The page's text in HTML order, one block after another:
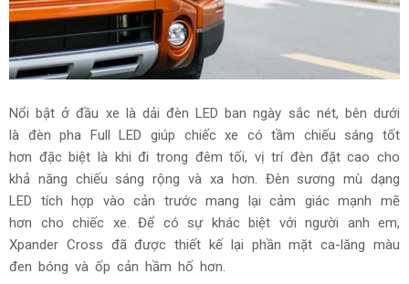
Nổi bật ở đầu xe là dải đèn LED ban ngày sắc nét, bên dưới
là đèn pha Full LED giúp chiếc xe có tầm chiếu sáng tốt
hơn đặc biệt là khi đi trong đêm tối, vị trí đèn đặt cao cho
khả năng chiếu sáng rộng và xa hơn. Đèn sương mù dạng
LED tích hợp vào cản trước mang lại cảm giác mạnh mẽ
hơn cho chiếc xe. Để có sự khác biệt với người anh em,
Xpander Cross đã được thiết kế lại phần mặt ca-lăng màu
đen bóng và ốp cản hầm hố hơn.